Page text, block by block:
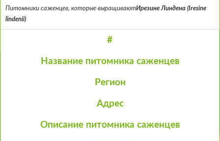
Питомники саженцев, которые выращиваютИрезине Линдена (Iresine
lindenii)
#
Название питомника саженцев
Регион
Адрес
Описание питомника саженцев